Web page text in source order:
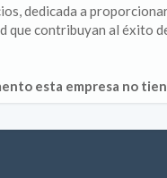
dedicada a
que contribuyan al
esta empresa no